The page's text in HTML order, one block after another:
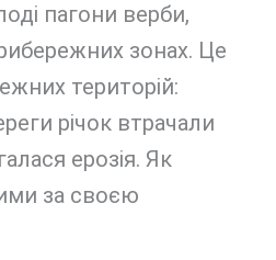
пагони верби,
зонах. Це
територій:
річок втрачали
ерозія. Як
за своєю